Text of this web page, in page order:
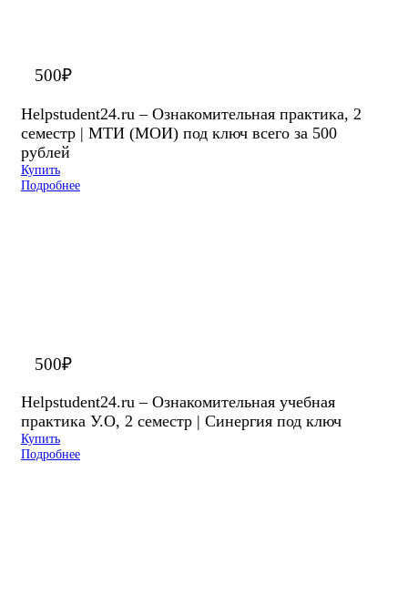
500₽
Helpstudent24.ru – Ознакомительная практика, 2
семестр | МТИ (МОИ) под ключ всего за 500
рублей
Купить
Подробнее
500₽
Helpstudent24.ru – Ознакомительная учебная
практика У.О, 2 семестр | Синергия под ключ
Купить
Подробнее